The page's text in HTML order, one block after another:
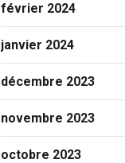
février 2024
janvier 2024
décembre 2023
novembre 2023
octobre 2023